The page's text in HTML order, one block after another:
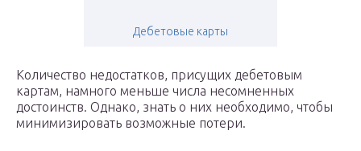
Дебетовые карты
Количество недостатков, присущих дебетовым
картам, намного меньше числа несомненных
достоинств. Однако, знать о них необходимо, чтобы
минимизировать возможные потери.